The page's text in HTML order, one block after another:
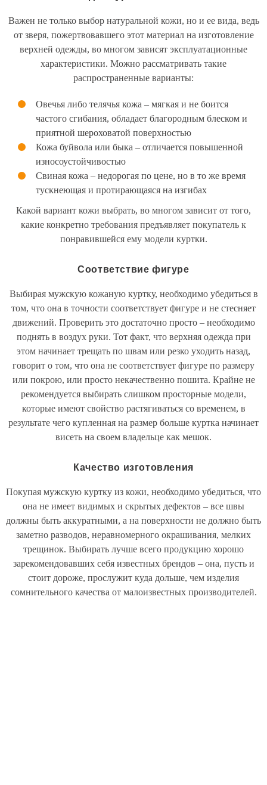
Важен не только выбор натуральной кожи, но и ее вида, ведь
от зверя, пожертвовавшего этот материал на изготовление
верхней одежды, во многом зависят эксплуатационные
характеристики. Можно рассматривать такие
распространенные варианты:
Овечья либо телячья кожа – мягкая и не боится
частого сгибания, обладает благородным блеском и
приятной шероховатой поверхностью
Кожа буйвола или быка – отличается повышенной
износоустойчивостью
Свиная кожа – недорогая по цене, но в то же время
тускнеющая и протирающаяся на изгибах
Какой вариант кожи выбрать, во многом зависит от того,
какие конкретно требования предъявляет покупатель к
понравившейся ему модели куртки.
Соответствие фигуре
Выбирая мужскую кожаную куртку, необходимо убедиться в
том, что она в точности соответствует фигуре и не стесняет
движений. Проверить это достаточно просто – необходимо
поднять в воздух руки. Тот факт, что верхняя одежда при
этом начинает трещать по швам или резко уходить назад,
говорит о том, что она не соответствует фигуре по размеру
или покрою, или просто некачественно пошита. Крайне не
рекомендуется выбирать слишком просторные модели,
которые имеют свойство растягиваться со временем, в
результате чего купленная на размер больше куртка начинает
висеть на своем владельце как мешок.
Качество изготовления
Покупая мужскую куртку из кожи, необходимо убедиться, что
она не имеет видимых и скрытых дефектов – все швы
должны быть аккуратными, а на поверхности не должно быть
заметно разводов, неравномерного окрашивания, мелких
трещинок. Выбирать лучше всего продукцию хорошо
зарекомендовавших себя известных брендов – она, пусть и
стоит дороже, прослужит куда дольше, чем изделия
сомнительного качества от малоизвестных производителей.